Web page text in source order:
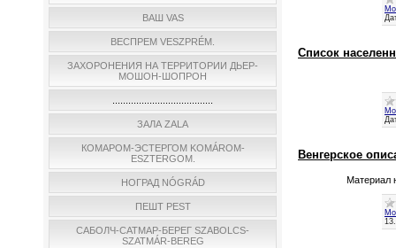
ВАШ VAS
ВЕСПРЕМ VESZPRÉM.
ЗАХОРОНЕНИЯ НА ТЕРРИТОРИИ ДЬЕР-
МОШОН-ШОПРОН
ЗАЛА ZALA
КОМАРОМ-ЭСТЕРГОМ KOMÁROM-
ESZTERGOM.
НОГРАД NÓGRÁD
ПЕШТ PEST
САБОЛЧ-САТМАР-БЕРЕГ SZABOLCS-
SZATMÁR-BEREG
Список
Венгерское
Материал